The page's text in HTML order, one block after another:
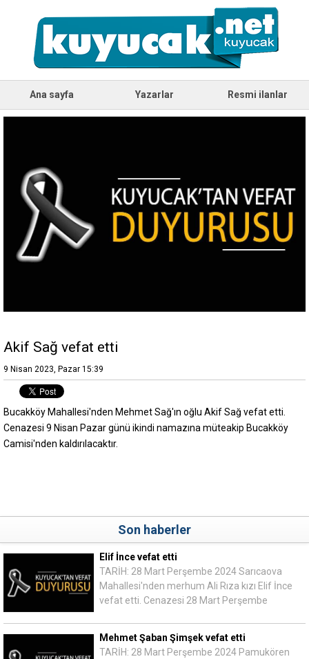
Ana sayfa Yazarlar Resmi ilanlar
Akif Sağ vefat etti
9 Nisan 2023, Pazar 15:39
Bucakköy Mahallesi'nden Mehmet Sağ'ın oğlu Akif Sağ vefat etti.
Cenazesi 9 Nisan Pazar günü ikindi namazına müteakip Bucakköy
Camisi'nden kaldırılacaktır.
Son haberler
Elif İnce vefat etti
TARİH: 28 Mart Perşembe 2024 Sarıcaova
Mahallesi'nden merhum Ali Rıza kızı Elif İnce
vefat etti. Cenazesi 28 Mart Perşembe
Mehmet Şaban Şimşek vefat etti
TARİH: 28 Mart Perşembe 2024 Pamukören